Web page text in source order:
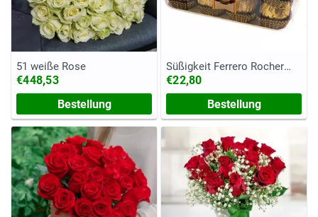
51 weiße Rose
€448,53
Bestellung
Süßigkeit Ferrero Rocher
(Kasten, 200 Gramm)
€22,80
Bestellung